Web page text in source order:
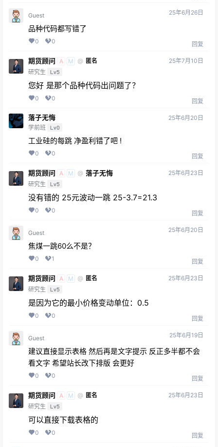
Guest 25年6月26日
品种代码都写错了
0 0 回复
期货顾问 A M @ 匿名
研究生
Lv5
25年7月10日
您好 是那个品种代码出问题了？
0 0 回复
落子无悔
学前班 Lv0
25年6月20日
工业硅的每跳 净盈利错了吧 !
0 0 回复
期货顾问 A M @ 落子无悔
研究生 Lv5
25年6月23日
没有错的 25元波动一跳 25-3.7=21.3
0 0 回复
Guest 25年6月20日
焦煤一跳60么不是？
0 1 回复
期货顾问 A M @ 匿名
研究生
Lv5
25年6月23日
是因为它的最小价格变动单位：0.5
0 0 回复
Guest 25年6月19日
建议直接显示表格 然后再是文字提示 反正多半都不会
看文字 希望站长改下排版 会更好
0 0 回复
期货顾问 A M @ 匿名
研究生
Lv5
25年6月23日
可以直接下载表格的
0 0 回复